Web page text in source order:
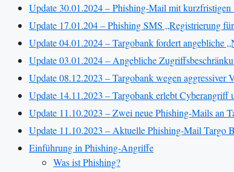
Update 30.01.2024 – Phishing-Mail mit kurzfristigen
Update 17.01.204 – Phishing SMS „Registrierung
Update 04.01.2024 – Targobank fordert angebliche
Update 03.01.2024 – Angebliche
Update 08.12.2023 – Targobank wegen aggressiver
Update 14.11.2023 – Targobank erlebt
Update 11.10.2023 – Zwei neue Phishing-Mails an
Update 11.10.2023 – Aktuelle Phishing-Mail Targo
Einführung in Phishing-Angriffe
Was ist Phishing?